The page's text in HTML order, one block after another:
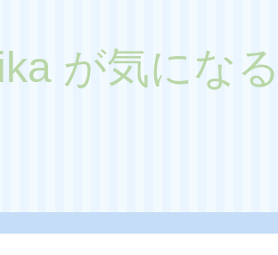
が気にな